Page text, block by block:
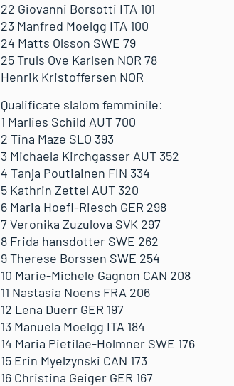
22 Giovanni Borsotti ITA 101
23 Manfred Moelgg ITA 100
24 Matts Olsson SWE 79
25 Truls Ove Karlsen NOR 78
Henrik Kristoffersen NOR
Qualificate slalom femminile:
1 Marlies Schild AUT 700
2 Tina Maze SLO 393
3 Michaela Kirchgasser AUT 352
4 Tanja Poutiainen FIN 334
5 Kathrin Zettel AUT 320
6 Maria Hoefl-Riesch GER 298
7 Veronika Zuzulova SVK 297
8 Frida hansdotter SWE 262
9 Therese Borssen SWE 254
10 Marie-Michele Gagnon CAN 208
11 Nastasia Noens FRA 206
12 Lena Duerr GER 197
13 Manuela Moelgg ITA 184
14 Maria Pietilae-Holmner SWE 176
15 Erin Myelzynski CAN 173
16 Christina Geiger GER 167